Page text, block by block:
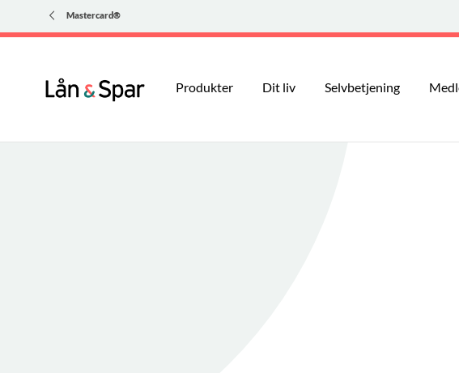
Mastercard®
Produkter Dit liv Selvbetjening